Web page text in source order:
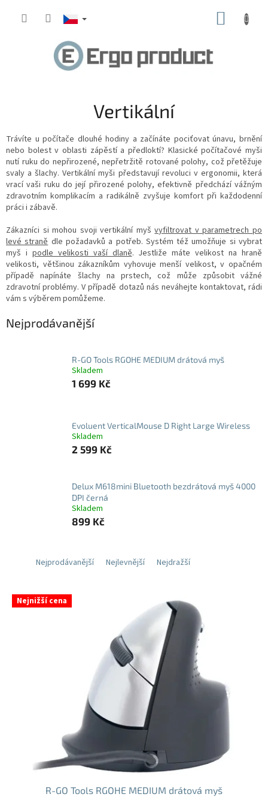
s
t
r
a
n
n
í
p
a
n
e
l
Vertikální
Trávíte u počítače dlouhé hodiny a začínáte pociťovat únavu, brnění
nebo bolest v oblasti zápěstí a předloktí? Klasické počítačové myši
nutí ruku do nepřirozené, nepřetržitě rotované polohy, což přetěžuje
svaly a šlachy. Vertikální myši představují revoluci v ergonomii, která
vrací vaši ruku do její přirozené polohy, efektivně předchází vážným
zdravotním komplikacím a radikálně zvyšuje komfort při každodenní
práci i zábavě.
Zákazníci si mohou svojivertikální myšvyfiltrovat v parametrech po
levé stranědle požadavků a potřeb. Systém též umožňuje sivybrat
myš ipodle velikosti vaší dlaně. Jestliže máte velikost na hraně
velikosti, většinou zákazníkům vyhovuje menší velikost, v opačném
případě napínáte šlachy na prstech, což může způsobit vážné
zdravotní problémy. V případě dotazů nás neváhejte kontaktovat, rádi
vám s výběrem pomůžeme.
Nejprodávanější
R-GO Tools RGOHE MEDIUM drátová myš
Skladem
1 699 Kč
Evoluent VerticalMouse D Right Large Wireless
Skladem
2 599 Kč
Delux M618mini Bluetooth bezdrátová myš 4000
DPI černá
Skladem
899 Kč
Nejprodávanější Nejlevnější Nejdražší
V Nejnižší cena
R-GO Tools RGOHE MEDIUM drátová myš